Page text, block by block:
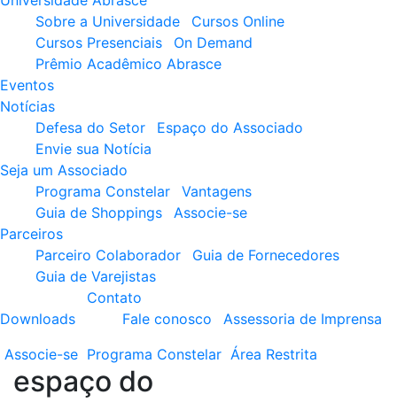
Sobre a Universidade
Cursos Online
Cursos Presenciais
On Demand
Prêmio Acadêmico Abrasce
Eventos
Notícias
Defesa do Setor
Espaço do Associado
Envie sua Notícia
Seja um Associado
Programa Constelar
Vantagens
Guia de Shoppings
Associe-se
Parceiros
Parceiro Colaborador
Guia de Fornecedores
Guia de Varejistas
Downloads
Contato
Fale conosco
Assessoria de Imprensa
Associe-se Programa Constelar Área Restrita
espaço do